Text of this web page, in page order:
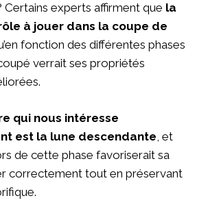
Certains experts affirment que la
à jouer dans la coupe de
fonction des différentes phases
verrait ses propriétés
qui nous intéresse
est la lune descendante , et
de cette phase favoriserait sa
correctement tout en préservant